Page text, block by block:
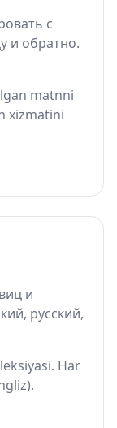
с
и обратно.
matnni
xizmatini
и
русский,
Har